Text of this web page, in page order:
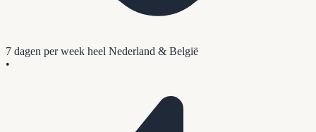
7 dagen per week heel Nederland & België
•